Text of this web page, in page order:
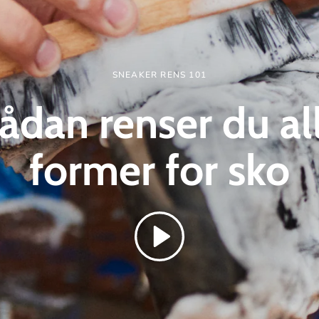
SNEAKER RENS 101
renser du
former for sko